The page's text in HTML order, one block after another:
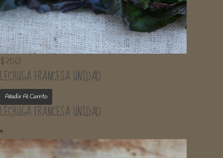
$750
LECHUGA FRANCESA UNIDAD
Añadir Al Carrito
LECHUGA FRANCESA UNIDAD